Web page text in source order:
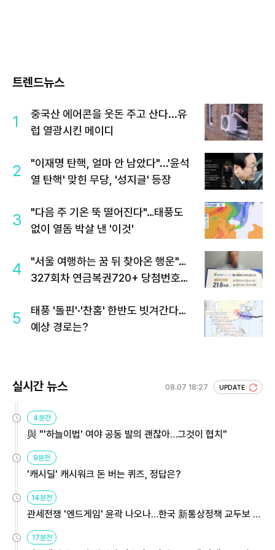
트렌드뉴스
1
중국산 에어콘을 웃돈 주고 산다...유
럽 열광시킨 메이디
2
"이재명 탄핵, 얼마 안 남았다"...'윤석
열 탄핵' 맞힌 무당, '성지글' 등장
3
"다음 주 기온 뚝 떨어진다"…태풍도
없이 열돔 박살 낸 '이것'
4
"서울 여행하는 꿈 뒤 찾아온 행운"…
327회차 연금복권720+ 당첨번호조
5
태풍 '돌핀'·'찬홈' 한반도 빗겨간다…
예상 경로는?
실시간 뉴스 08.07 18:27 UPDATE
4분전
與 "'하늘이법' 여야 공동 발의 괜찮아…그것이 협치"
9분전
'캐시딜' 캐시워크 돈 버는 퀴즈, 정답은?
14분전
관세전쟁 '엔드게임' 윤곽 나오나…한국 新통상정책 교두보 활
17분전